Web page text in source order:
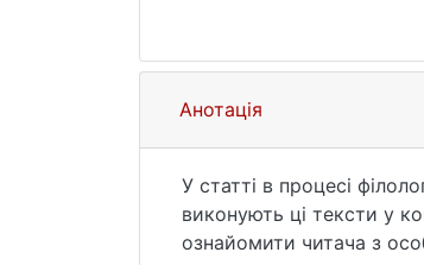
Анотація
У статті в процесі
виконують ці тексти у
ознайомити читача з